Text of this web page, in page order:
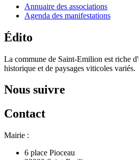
Annuaire des associations
Agenda des manifestations
Édito
La commune de Saint-Emilion est riche
historique et de paysages viticoles variés.
Nous suivre
Contact
Mairie :
6 place Pioceau